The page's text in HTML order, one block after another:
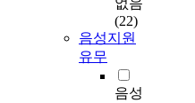
없음
(22)
음성지원
유무
음성